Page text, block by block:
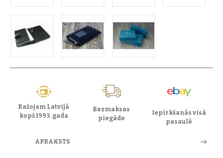
Ražojam Latvijā
kopš 1993. gada
Bezmaksas
piegāde
Iepirkšanās visā
pasaulē
APRAKSTS